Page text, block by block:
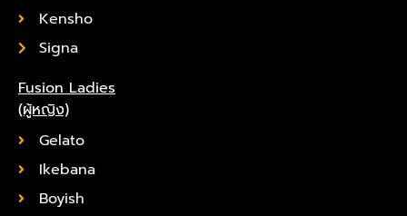
Kensho
Signa
Fusion Ladies
(ผู้หญิง)
Gelato
Ikebana
Boyish